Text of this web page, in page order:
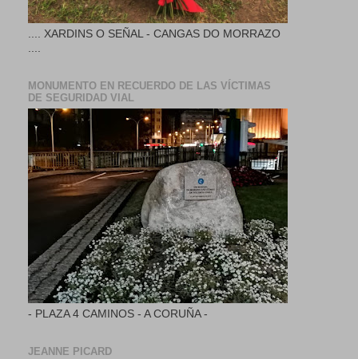
.... XARDINS O SEÑAL - CANGAS DO MORRAZO
MONUMENTO EN RECUERDO DE LAS VÍCTIMAS
DE SEGURIDAD VIAL
- PLAZA 4 CAMINOS - A CORUÑA -
JEANNE PICARD